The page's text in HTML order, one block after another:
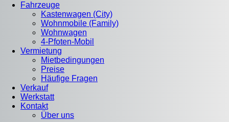
Fahrzeuge
Kastenwagen (City)
Wohnmobile (Family)
Wohnwagen
4-Pfoten-Mobil
Vermietung
Mietbedingungen
Preise
Häufige Fragen
Verkauf
Werkstatt
Kontakt
Über uns